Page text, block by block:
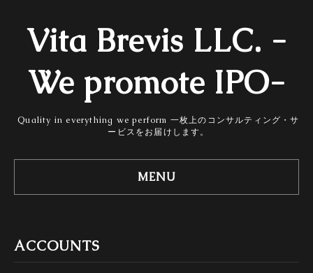
Vita Brevis LLC. -
We promote IPO-
Quality in everything we perform 一枚上のコンサルティング・サ
ービスをお届けします。
MENU
ACCOUNTS